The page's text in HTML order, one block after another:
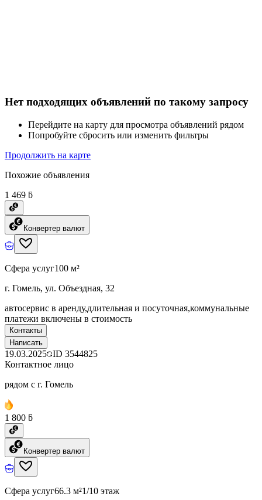
Нет подходящих объявлений по такому запросу
Перейдите на карту для просмотра объявлений рядом
Попробуйте сбросить или изменить фильтры
Продолжить на карте
Похожие объявления
1 469 ƃ
Конвертер валют
Сфера услуг100 м²
г. Гомель, ул. Объездная, 32
автосервис в аренду,длительная и посуточная,коммунальные
платежи включены в стоимость
Контакты
Написать
19.03.2025 ID 3544825
Контактное лицо
рядом с г. Гомель
1 800 ƃ
Конвертер валют
Сфера услуг66.3 м²1/10 этаж